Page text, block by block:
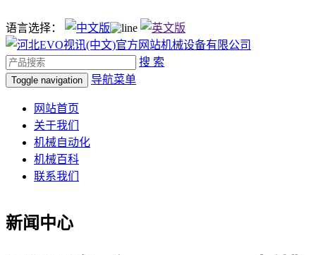
语言选择：
搜 索
Toggle navigation 导航菜单
网站首页
关于我们
机械自动化
机械百科
联系我们
新闻中心